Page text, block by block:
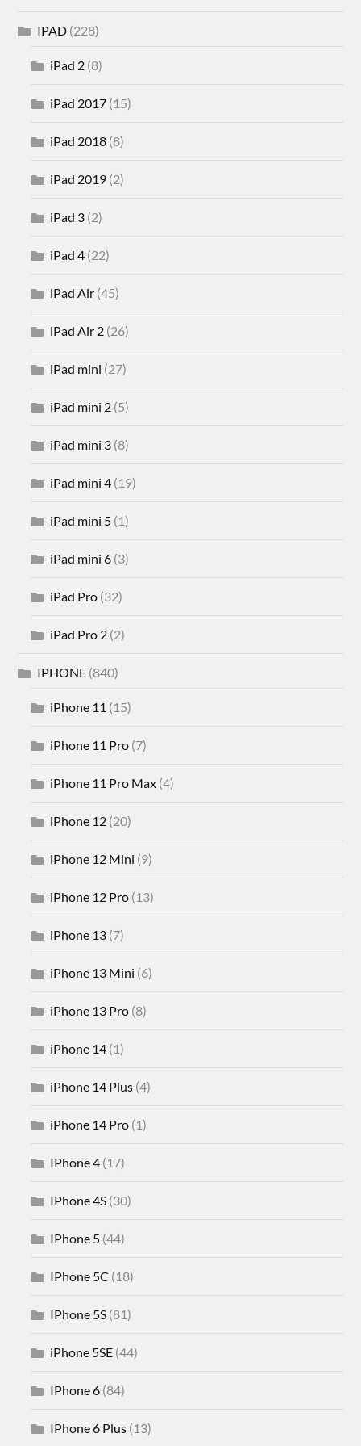
IPAD (228)
iPad 2 (8)
iPad 2017 (15)
iPad 2018 (8)
iPad 2019 (2)
iPad 3 (2)
iPad 4 (22)
iPad Air (45)
iPad Air 2 (26)
iPad mini (27)
iPad mini 2 (5)
iPad mini 3 (8)
iPad mini 4 (19)
iPad mini 5 (1)
iPad mini 6 (3)
iPad Pro (32)
iPad Pro 2 (2)
IPHONE (840)
iPhone 11 (15)
iPhone 11 Pro (7)
iPhone 11 Pro Max (4)
iPhone 12 (20)
iPhone 12 Mini (9)
iPhone 12 Pro (13)
iPhone 13 (7)
iPhone 13 Mini (6)
iPhone 13 Pro (8)
iPhone 14 (1)
iPhone 14 Plus (4)
iPhone 14 Pro (1)
IPhone 4 (17)
IPhone 4S (30)
IPhone 5 (44)
IPhone 5C (18)
IPhone 5S (81)
iPhone 5SE (44)
IPhone 6 (84)
IPhone 6 Plus (13)